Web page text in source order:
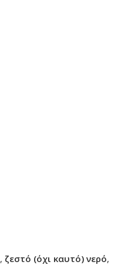
, ζεστό (όχι καυτό) νερό,